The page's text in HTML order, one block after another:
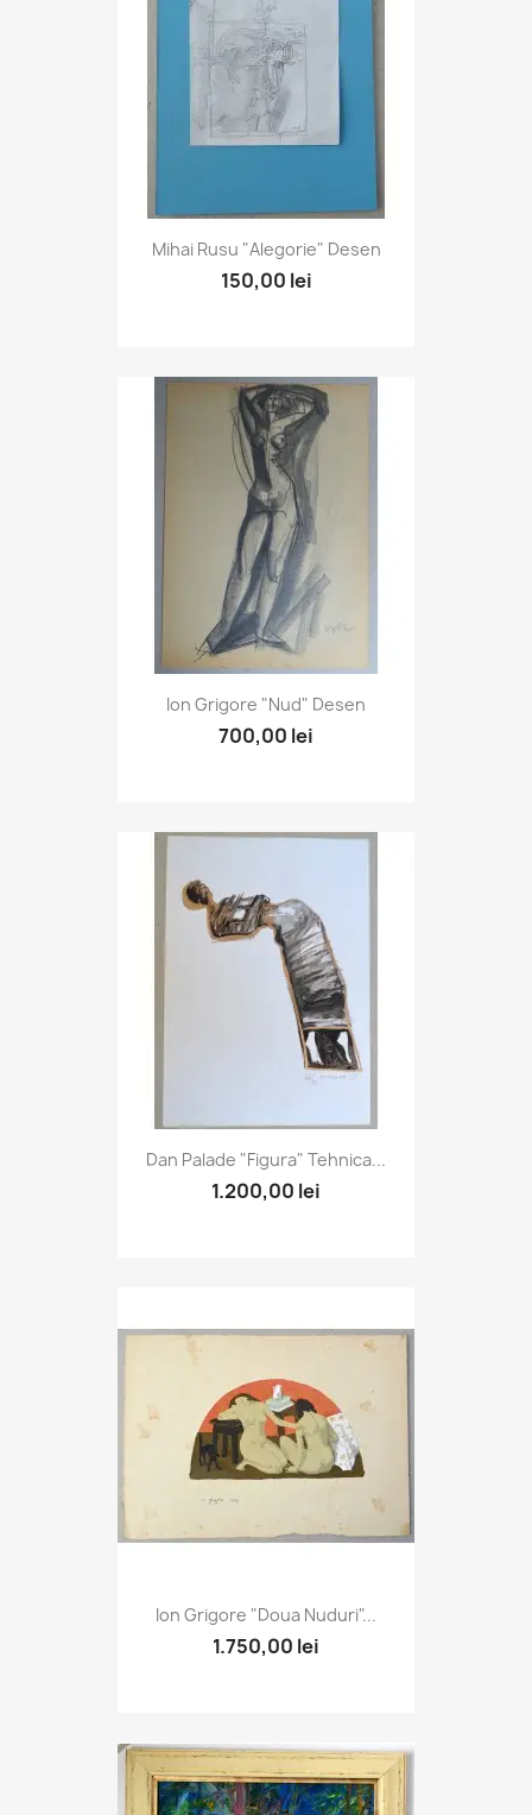
Mihai Rusu "Alegorie" Desen
150,00 lei
Ion Grigore "Nud" Desen
700,00 lei
Dan Palade "Figura" Tehnica...
1.200,00 lei
Ion Grigore "Doua Nuduri"...
1.750,00 lei